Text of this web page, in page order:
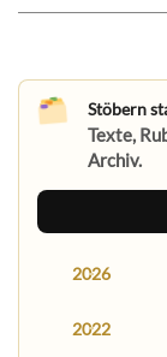
Stöbern
Texte,
Archiv.
2026
2022